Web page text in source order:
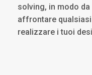
solving, in modo
affrontare
realizzare i tuoi